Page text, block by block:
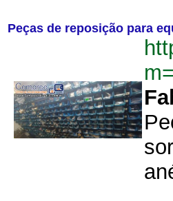
Peças de reposição para